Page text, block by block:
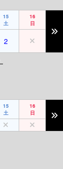
15
土
16
日
2
15
土
16
日